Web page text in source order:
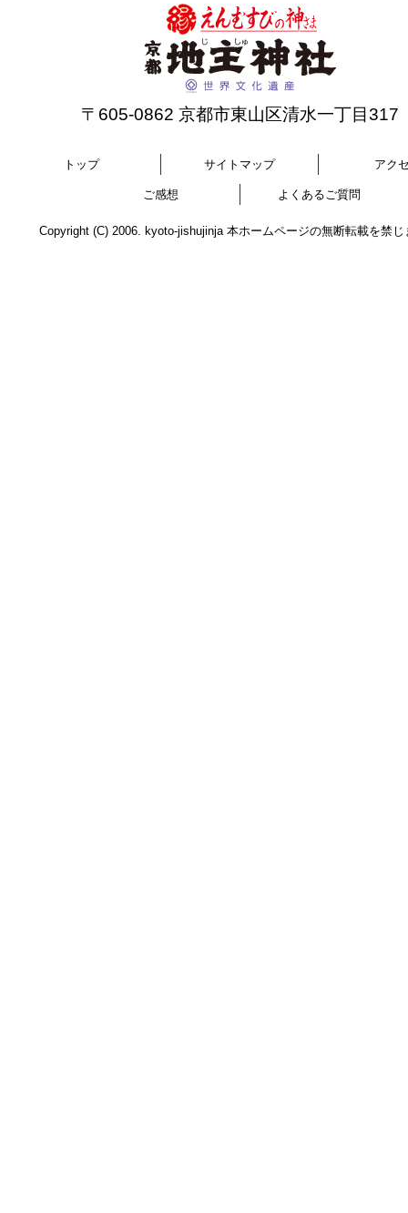
〒605-0862 京都市東山区清水一丁目317
トップ サイトマップ アク
ご感想 よくあるご質問
Copyright (C) 2006. kyoto-jishujinja 本ホームページの無断転載を禁じ